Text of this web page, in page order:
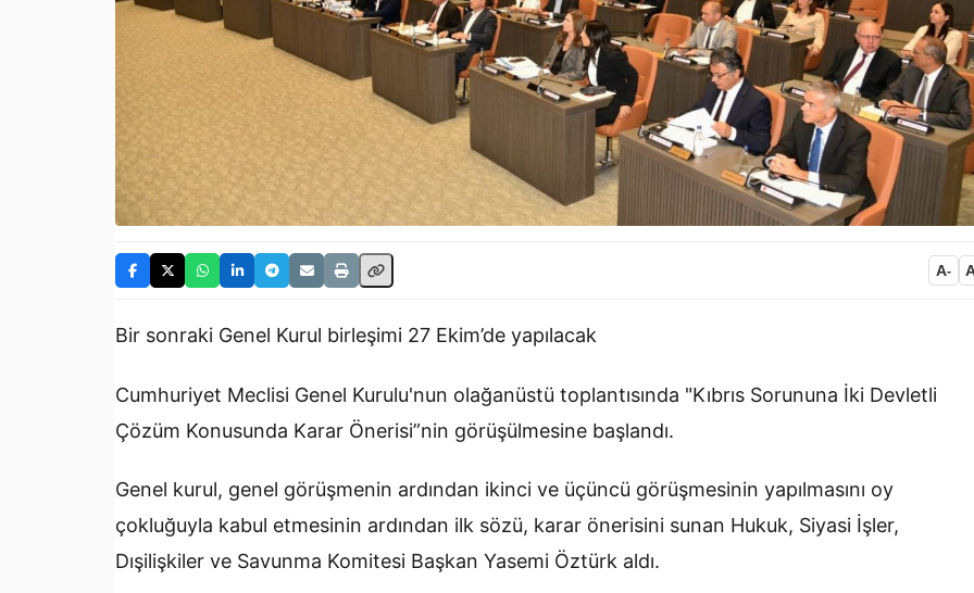
A-
Bir sonraki Genel Kurul birleşimi 27 Ekim’de yapılacak
Cumhuriyet Meclisi Genel Kurulu'nun olağanüstü toplantısında "Kıbrıs Sorununa İki Devletli
Çözüm Konusunda Karar Önerisi”nin görüşülmesine başlandı.
Genel kurul, genel görüşmenin ardından ikinci ve üçüncü görüşmesinin yapılmasını oy
çokluğuyla kabul etmesinin ardından ilk sözü, karar önerisini sunan Hukuk, Siyasi İşler,
Dışilişkiler ve Savunma Komitesi Başkan Yasemi Öztürk aldı.